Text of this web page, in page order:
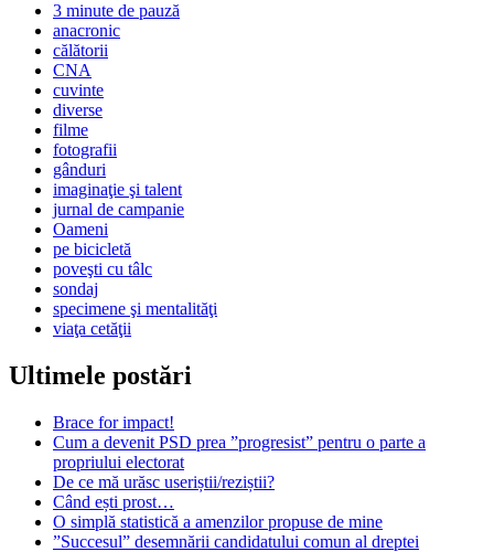
3 minute de pauză
anacronic
călătorii
CNA
cuvinte
diverse
filme
fotografii
gânduri
imaginaţie şi talent
jurnal de campanie
Oameni
pe bicicletă
poveşti cu tâlc
sondaj
specimene şi mentalităţi
viaţa cetăţii
Ultimele postări
Brace for impact!
Cum a devenit PSD prea ”progresist” pentru o parte a
propriului electorat
De ce mă urăsc useriștii/reziștii?
Când ești prost…
O simplă statistică a amenzilor propuse de mine
”Succesul” desemnării candidatului comun al dreptei